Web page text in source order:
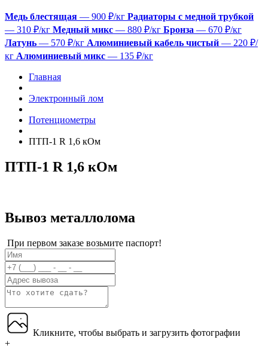
Медь блестящая — 900 ₽/кг Радиаторы с медной трубкой
— 310 ₽/кг Медный микс — 880 ₽/кг Бронза — 670 ₽/кг
Латунь — 570 ₽/кг Алюминиевый кабель чистый — 220 ₽/
кг Алюминиевый микс — 135 ₽/кг
Главная
Электронный лом
Потенциометры
ПТП-1 R 1,6 кОм
ПТП-1 R 1,6 кОм
Вывоз металлолома
При первом заказе возьмите паспорт!
Кликните, чтобы выбрать и загрузить фотографии
+